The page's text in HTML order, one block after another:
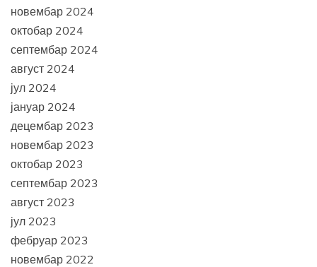
новембар 2024
октобар 2024
септембар 2024
август 2024
јул 2024
јануар 2024
децембар 2023
новембар 2023
октобар 2023
септембар 2023
август 2023
јул 2023
фебруар 2023
новембар 2022